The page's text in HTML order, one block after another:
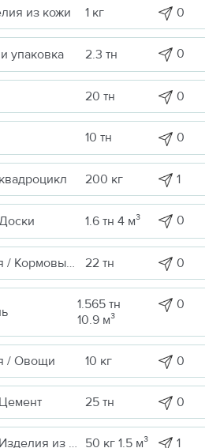
из кожи 1 кг 0
упаковка 2.3 тн 0
20 тн 0
10 тн 0
200 кг 1
1.6 тн 4 м³ 0
Сельскохоз. продукция / Кормовые/пищевые добавки 22 тн 0
1.565 тн
10.9 м³
0
/ Овощи 10 кг 0
25 тн 0
Строительные грузы / Изделия из металла 50 кг 1.5 м³ 1